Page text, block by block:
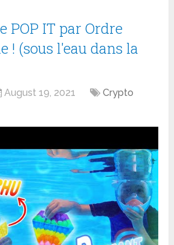
POP IT par Ordre
! (sous l'eau dans la
August 19, 2021
Crypto